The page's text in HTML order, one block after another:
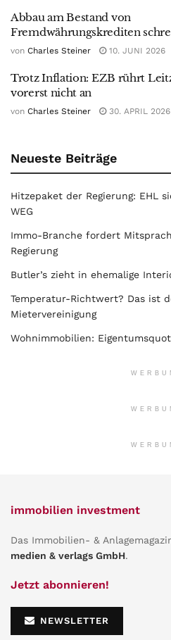
Abbau am Bestand von
Fremdwährungskrediten
von Charles Steiner 10. JUNI 2026
Trotz Inflation: EZB rührt
vorerst nicht an
von Charles Steiner 30. APRIL 2026
Neueste Beiträge
Hitzepaket der Regierung: EHL
WEG
Immo-Branche fordert
Regierung
Butler’s zieht in ehemalige
Temperatur-Richtwert? Das ist
Mietervereinigung
Wohnimmobilien:
immobilien investment
Das Immobilien- &
medien & verlags GmbH.
Jetzt abonnieren!
NEWSLETTER